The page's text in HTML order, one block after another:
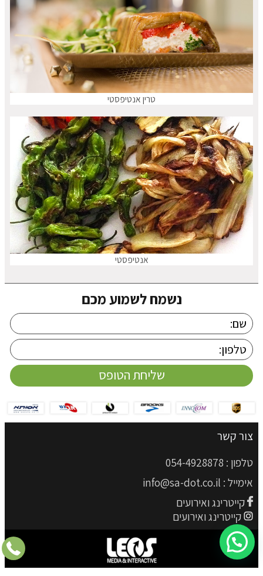
טרין אנטיפסטי
אנטיפסטי
נשמח לשמוע מכם
צור קשר
טלפון : 054-4928878
אימייל : info@sa-dot.co.il
קייטרינג ואירועים
קייטרינג ואירועים